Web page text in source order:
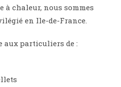
à chaleur, nous sommes
en Ile-de-France.
aux particuliers de :